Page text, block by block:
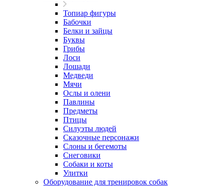
Топиар фигуры
Бабочки
Белки и зайцы
Буквы
Грибы
Лоси
Лошади
Медведи
Мячи
Ослы и олени
Павлины
Предметы
Птицы
Силуэты людей
Сказочные персонажи
Слоны и бегемоты
Снеговики
Собаки и коты
Улитки
Оборудование для тренировок собак